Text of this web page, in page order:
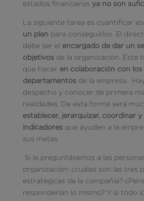
estados financieros ya no son
La siguiente tarea es cuantificar
un plan para conseguirlos. El
debe ser el encargado de dar un
objetivosde la organización. Este
que hacer en colaboración con
departamentosde la empresa.
despacho y conocer de primera
realidades. De esta forma será
establecer, jerarquizar, coordinar
indicadoresque ayuden a la
sus metas.
Si le preguntásemos a las
organización: ¿cuáles son las tres
estratégicas de la compañía?
responderían lo mismo? Y si todo